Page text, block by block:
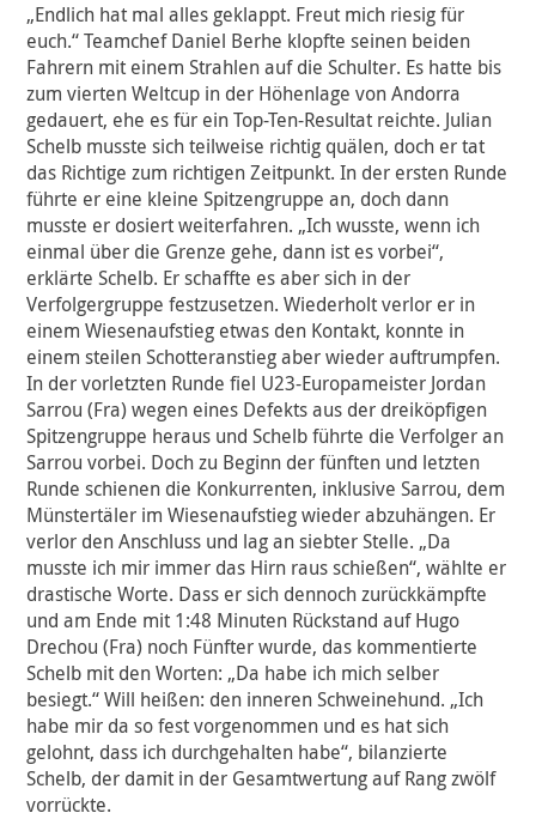
„Endlich hat mal alles geklappt. Freut mich riesig für
euch.“ Teamchef Daniel Berhe klopfte seinen beiden
Fahrern mit einem Strahlen auf die Schulter. Es hatte bis
zum vierten Weltcup in der Höhenlage von Andorra
gedauert, ehe es für ein Top-Ten-Resultat reichte. Julian
Schelb musste sich teilweise richtig quälen, doch er tat
das Richtige zum richtigen Zeitpunkt. In der ersten Runde
führte er eine kleine Spitzengruppe an, doch dann
musste er dosiert weiterfahren. „Ich wusste, wenn ich
einmal über die Grenze gehe, dann ist es vorbei“,
erklärte Schelb. Er schaffte es aber sich in der
Verfolgergruppe festzusetzen. Wiederholt verlor er in
einem Wiesenaufstieg etwas den Kontakt, konnte in
einem steilen Schotteranstieg aber wieder auftrumpfen.
In der vorletzten Runde fiel U23-Europameister Jordan
Sarrou (Fra) wegen eines Defekts aus der dreiköpfigen
Spitzengruppe heraus und Schelb führte die Verfolger an
Sarrou vorbei. Doch zu Beginn der fünften und letzten
Runde schienen die Konkurrenten, inklusive Sarrou, dem
Münstertäler im Wiesenaufstieg wieder abzuhängen. Er
verlor den Anschluss und lag an siebter Stelle. „Da
musste ich mir immer das Hirn raus schießen“, wählte er
drastische Worte. Dass er sich dennoch zurückkämpfte
und am Ende mit 1:48 Minuten Rückstand auf Hugo
Drechou (Fra) noch Fünfter wurde, das kommentierte
Schelb mit den Worten: „Da habe ich mich selber
besiegt.“ Will heißen: den inneren Schweinehund. „Ich
habe mir da so fest vorgenommen und es hat sich
gelohnt, dass ich durchgehalten habe“, bilanzierte
Schelb, der damit in der Gesamtwertung auf Rang zwölf
vorrückte.